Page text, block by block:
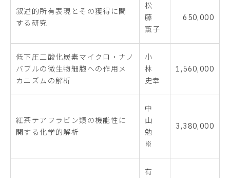
叙述的所有表現とその獲得に関
する研究
松
藤
薫子
650,000
低下圧二酸化炭素マイクロ・ナノ
バブルの微生物細胞への作用メ
カニズムの解析
小
林
史幸
1,560,000
紅茶テアフラビン類の機能性に
関する化学的解析
中
山
勉
※
3,380,000
有